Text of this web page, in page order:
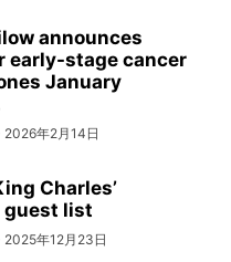
announces
early-stage cancer
January
2026年2月14日
Charles’
guest list
2025年12月23日